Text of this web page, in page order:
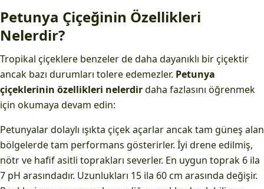
Petunya Çiçeğinin Özellikleri
Nelerdir?
Tropikal çiçeklere benzeler de daha dayanıklı bir çiçektir
ancak bazı durumları tolere edemezler. Petunya
çiçeklerinin özellikleri nelerdirdaha fazlasını öğrenmek
için okumaya devam edin:
Petunyalar dolaylı ışıkta çiçek açarlar ancak tam güneş alan
bölgelerde tam performans gösterirler. İyi drene edilmiş,
nötr ve hafif asitli toprakları severler. En uygun toprak 6 ila
7 pH arasındadır. Uzunlukları 15 ila 60 cm arasında değişir.